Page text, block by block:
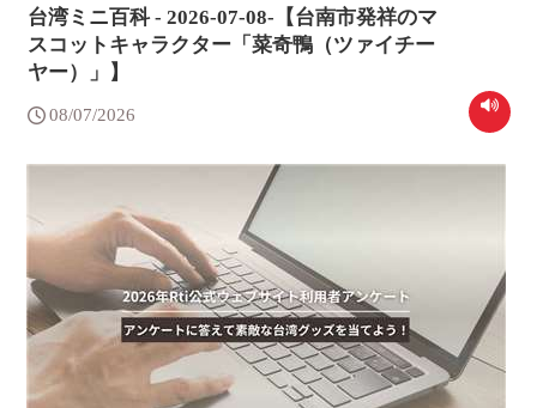
台湾ミニ百科 - 2026-07-08-【台南市発祥のマ
スコットキャラクター「菜奇鴨（ツァイチー
ヤー）」】
08/07/2026